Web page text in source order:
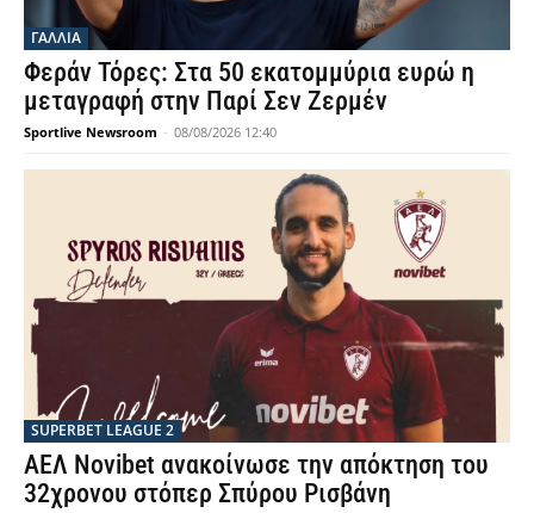
ΓΑΛΛΙΑ
Φεράν Τόρες: Στα 50 εκατομμύρια ευρώ η
μεταγραφή στην Παρί Σεν Ζερμέν
Sportlive Newsroom - 08/08/2026 12:40
SUPERBET LEAGUE 2
ΑΕΛ Novibet ανακοίνωσε την απόκτηση του
32χρονου στόπερ Σπύρου Ρισβάνη